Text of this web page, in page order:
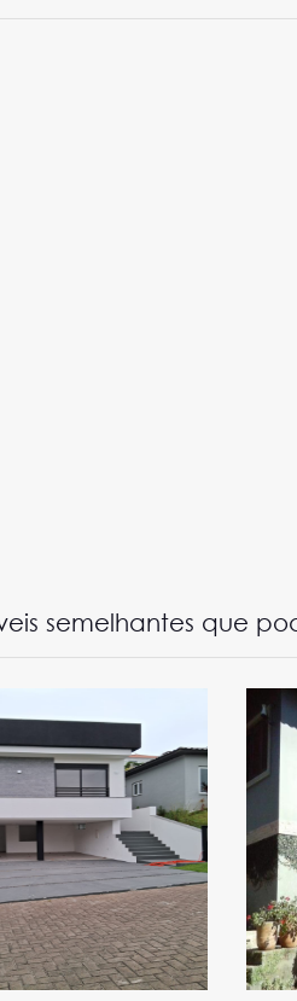
semelhantes que